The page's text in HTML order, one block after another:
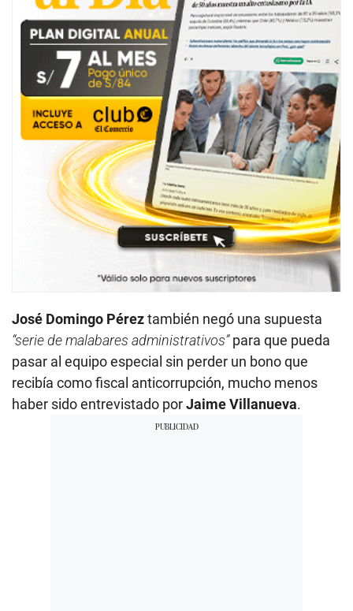
José Domingo Péreztambién negó una supuesta
“serie de malabares administrativos”para que pueda
pasar al equipo especial sin perder un bono que
recibía como fiscal anticorrupción, mucho menos
haber sido entrevistado porJaime Villanueva.